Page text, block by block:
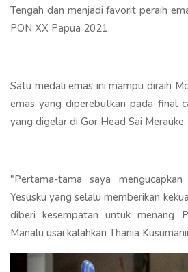
Tengah dan menjadi favorit peraih
PON XX Papua 2021.
Satu medali emas ini mampu diraih
emas yang diperebutkan pada final
yang digelar di Gor Head Sai
"Pertama-tama saya
Yesusku yang selalu memberikan
diberi kesempatan untuk menang
Manalu usai kalahkan Thania